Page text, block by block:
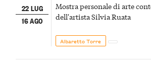
22 LUG
16 AGO
Mostra personale di arte
dell'artista Silvia Ruata
Albaretto Torre